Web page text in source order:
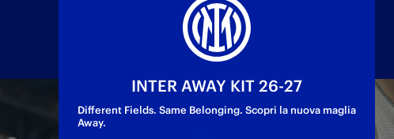
conclusione della sua prima stagione da
INTER AWAY KIT 26-27
Different Fields. Same Belonging. Scopri la nuova maglia
Away.